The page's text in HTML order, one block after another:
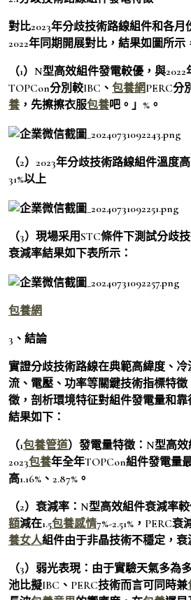
對比2023年分歧技術路線組件和各
2022年同期開展對比，結果如圖所示
（1）N型高效組件發電較優，與
TOPCon分別較IBC、 包養網PERC分
養 ，先擦擦衣服包養吧。」%。
（2）2023年分歧技術路線組件溫度
31%以上
（3）現場采用STC條件下測試分歧
衰減率結果如下表所示：
包養網
3、結論
實證分歧技術路線在典範高緯度、
流、電壓、功率等關鍵技術指標特
徵，剖析環境特征對組件發電量和
結果如下：
（1包養管道）發電量特徵：N型高
2023包養年全年TOPCon組件發電量
高1.16%、2.87%。
（2）衰減率：N型高效組件衰減率
額減在1.5包養感情7%-2.51%，PERC衰
養女人組件由于非晶技術不穩定，衰
（3）弱光表現：由于實驗天氣多為
池比擬IBC、PERC技術而言可同時兼